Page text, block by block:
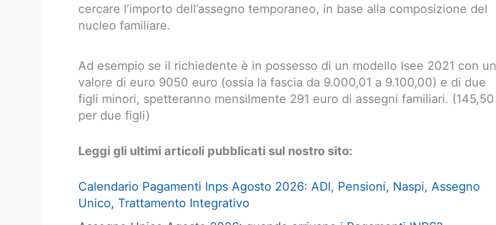
cercare l’importo dell’assegno temporaneo, in base alla composizione del
nucleo familiare.
Ad esempio se il richiedente è in possesso di un modello Isee 2021 con un
valore di euro 9050 euro (ossia la fascia da 9.000,01 a 9.100,00) e di due
figli minori, spetteranno mensilmente 291 euro di assegni familiari. (145,50
per due figli)
Leggi gli ultimi articoli pubblicati sul nostro sito:
Calendario Pagamenti Inps Agosto 2026: ADI, Pensioni, Naspi, Assegno
Unico, Trattamento Integrativo